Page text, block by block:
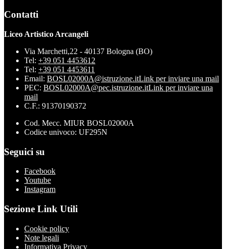
Contatti
Liceo Artistico Arcangeli
Via Marchetti,22 - 40137 Bologna (BO)
Tel: +39 051 4453612
Tel: +39 051 4453611
Email: BOSL02000A@istruzione.itLink per inviare una mail
PEC: BOSL02000A@pec.istruzione.itLink per inviare una
mail
C.F.: 91370190372
Cod. Mecc. MIUR BOSL02000A
Codice univoco: UF295N
Seguici su
Facebook
Youtube
Instagram
Sezione Link Utili
Cookie policy
Note legali
Informativa Privacy